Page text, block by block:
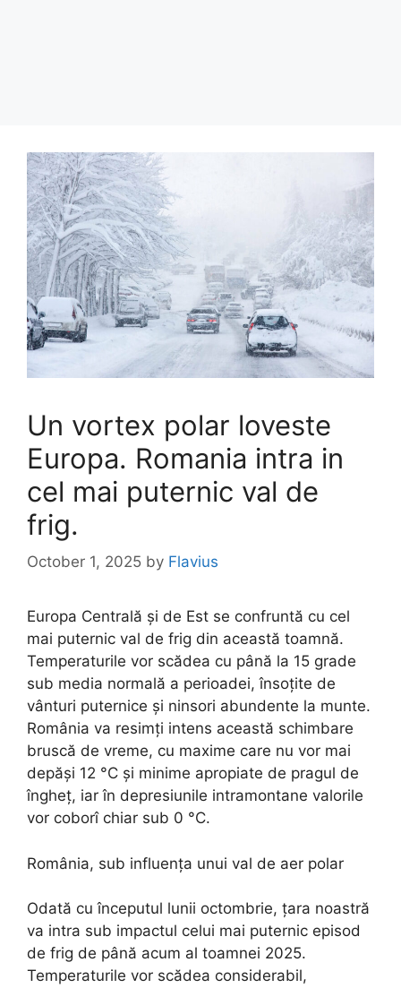
Un vortex polar loveste
Europa. Romania intra in
cel mai puternic val de
frig.
October 1, 2025 by Flavius
Europa Centrală și de Est se confruntă cu cel
mai puternic val de frig din această toamnă.
Temperaturile vor scădea cu până la 15 grade
sub media normală a perioadei, însoțite de
vânturi puternice și ninsori abundente la munte.
România va resimți intens această schimbare
bruscă de vreme, cu maxime care nu vor mai
depăși 12 °C și minime apropiate de pragul de
îngheț, iar în depresiunile intramontane valorile
vor coborî chiar sub 0 °C.
România, sub influența unui val de aer polar
Odată cu începutul lunii octombrie, țara noastră
va intra sub impactul celui mai puternic episod
de frig de până acum al toamnei 2025.
Temperaturile vor scădea considerabil,